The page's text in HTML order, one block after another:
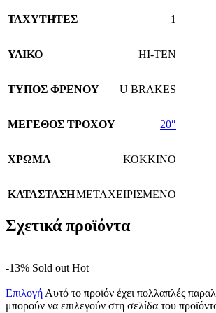
ΤΑΧΥΤΗΤΕΣ 1
ΥΛΙΚΟ HI-TEN
TΥΠΟΣ ΦΡΕΝΟΥ U BRAKES
ΜΕΓΕΘΟΣ ΤΡΟΧΟΥ 20″
ΧΡΩΜΑ ΚΟΚΚΙΝΟ
ΚΑΤΑΣΤΑΣΗΜΕΤΑΧΕΙΡΙΣΜΕΝΟ
Σχετικά προϊόντα
-13% Sold out Hot
Επιλογή Αυτό το προϊόν έχει πολλαπλές
μπορούν να επιλεγούν στη σελίδα του